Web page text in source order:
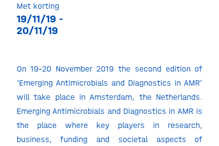
Met korting
19/11/19 -
20/11/19
On 19-20 November 2019 the second edition of
‘Emerging Antimicrobials and Diagnostics in AMR’
will take place in Amsterdam, the Netherlands.
Emerging Antimicrobials and Diagnostics in AMR is
the place where key players in research,
business, funding and societal aspects of